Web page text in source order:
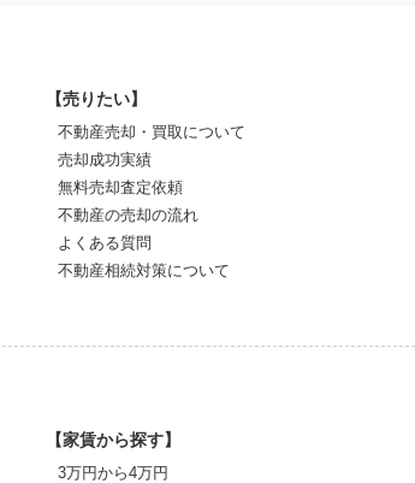
【売りたい】
不動産売却・買取について
売却成功実績
無料売却査定依頼
不動産の売却の流れ
よくある質問
不動産相続対策について
【家賃から探す】
3万円から4万円